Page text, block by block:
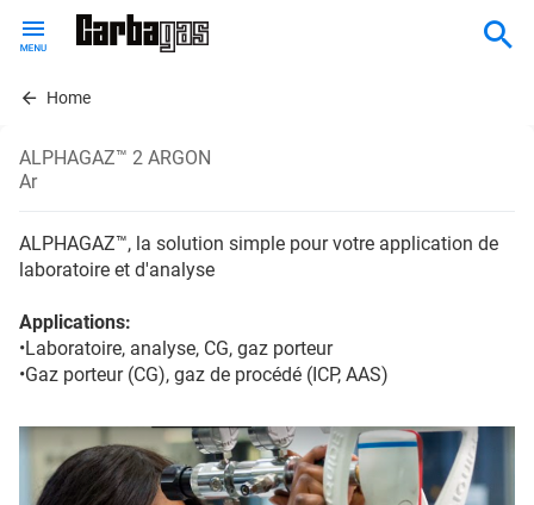
contentHome
ALPHAGAZ™ 2 ARGON
Ar
ALPHAGAZ™, la solution simple pour votre application de
laboratoire et d'analyse
Applications:
•Laboratoire, analyse, CG, gaz porteur
•Gaz porteur (CG), gaz de procédé (ICP, AAS)